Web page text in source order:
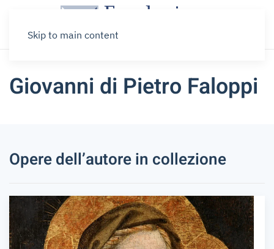
Skip to main content
Giovanni di Pietro Faloppi
Opere dell’autore in collezione